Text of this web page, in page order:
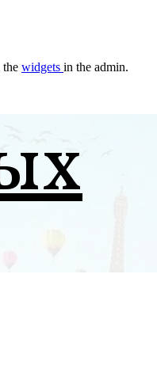
the widgets in the admin.